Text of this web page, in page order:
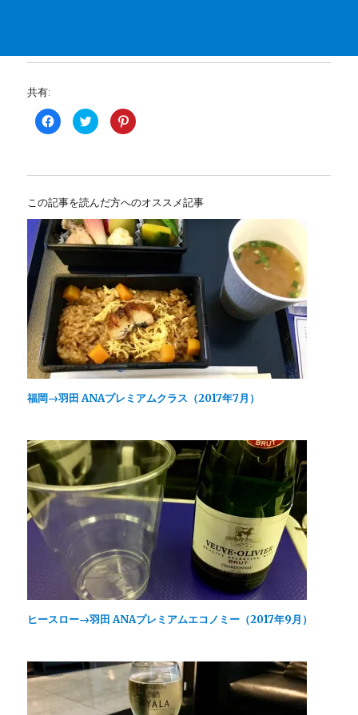
共有:
F
a
o
で
共
す
る
に
は
ク
リ
ッ
ク
し
て
く
だ
さ
い
(
新
し
ウ
ィ
で
開
き
ま
す
)
ク
リ
T
t
e
r
で
(
新
し
い
ウ
ィ
ン
ド
ウ
で
開
き
す
)
ク
リ
P
t
r
e
s
t
共
有
(
新
し
い
ウ
ィ
ン
ド
ウ
で
き
ま
この記事を読んだ方へのオススメ記事
福岡→羽田 ANAプレミアムクラス（2017年7月）
ヒースロー→羽田 ANAプレミアムエコノミー（2017年9月）